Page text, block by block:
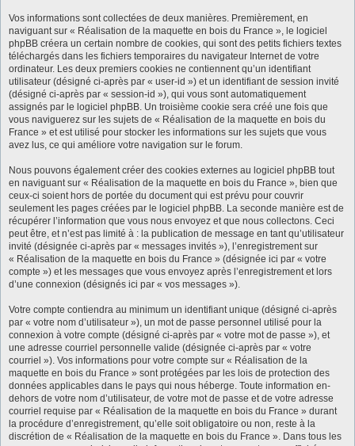
Vos informations sont collectées de deux manières. Premièrement, en
naviguant sur « Réalisation de la maquette en bois du France », le logiciel
phpBB créera un certain nombre de cookies, qui sont des petits fichiers textes
téléchargés dans les fichiers temporaires du navigateur Internet de votre
ordinateur. Les deux premiers cookies ne contiennent qu’un identifiant
utilisateur (désigné ci-après par « user-id ») et un identifiant de session invité
(désigné ci-après par « session-id »), qui vous sont automatiquement
assignés par le logiciel phpBB. Un troisième cookie sera créé une fois que
vous naviguerez sur les sujets de « Réalisation de la maquette en bois du
France » et est utilisé pour stocker les informations sur les sujets que vous
avez lus, ce qui améliore votre navigation sur le forum.
Nous pouvons également créer des cookies externes au logiciel phpBB tout
en naviguant sur « Réalisation de la maquette en bois du France », bien que
ceux-ci soient hors de portée du document qui est prévu pour couvrir
seulement les pages créées par le logiciel phpBB. La seconde manière est de
récupérer l’information que vous nous envoyez et que nous collectons. Ceci
peut être, et n’est pas limité à : la publication de message en tant qu’utilisateur
invité (désignée ci-après par « messages invités »), l’enregistrement sur
« Réalisation de la maquette en bois du France » (désignée ici par « votre
compte ») et les messages que vous envoyez après l’enregistrement et lors
d’une connexion (désignés ici par « vos messages »).
Votre compte contiendra au minimum un identifiant unique (désigné ci-après
par « votre nom d’utilisateur »), un mot de passe personnel utilisé pour la
connexion à votre compte (désigné ci-après par « votre mot de passe »), et
une adresse courriel personnelle valide (désignée ci-après par « votre
courriel »). Vos informations pour votre compte sur « Réalisation de la
maquette en bois du France » sont protégées par les lois de protection des
données applicables dans le pays qui nous héberge. Toute information en-
dehors de votre nom d’utilisateur, de votre mot de passe et de votre adresse
courriel requise par « Réalisation de la maquette en bois du France » durant
la procédure d’enregistrement, qu’elle soit obligatoire ou non, reste à la
discrétion de « Réalisation de la maquette en bois du France ». Dans tous les